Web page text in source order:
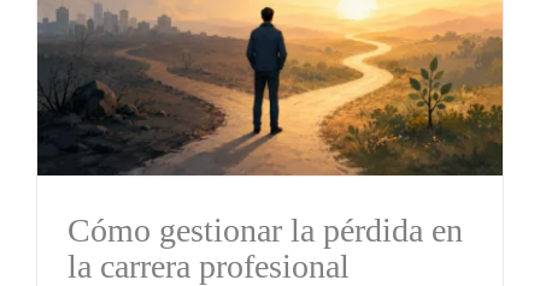
Cómo gestionar la pérdida en
la carrera profesional